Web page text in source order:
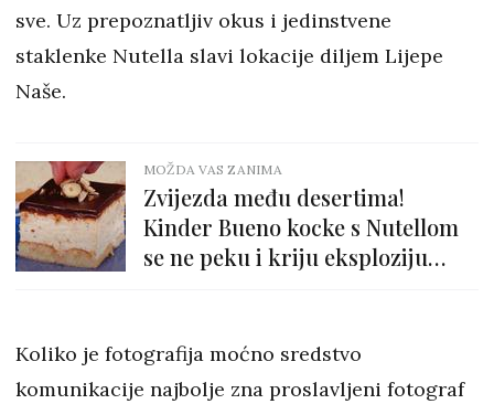
sve. Uz prepoznatljiv okus i jedinstvene
staklenke Nutella slavi lokacije diljem Lijepe
Naše.
MOŽDA VAS ZANIMA
Zvijezda među desertima!
Kinder Bueno kocke s Nutellom
se ne peku i kriju eksploziju
Koliko je fotografija moćno sredstvo
komunikacije najbolje zna proslavljeni fotograf